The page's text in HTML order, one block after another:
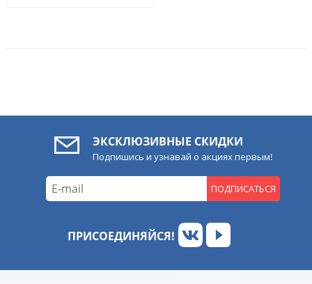
ЭКСКЛЮЗИВНЫЕ СКИДКИ
Подпишись и узнавай о акциях первым!
ПОДПИСАТЬСЯ
ПРИСОЕДИНЯЙСЯ!